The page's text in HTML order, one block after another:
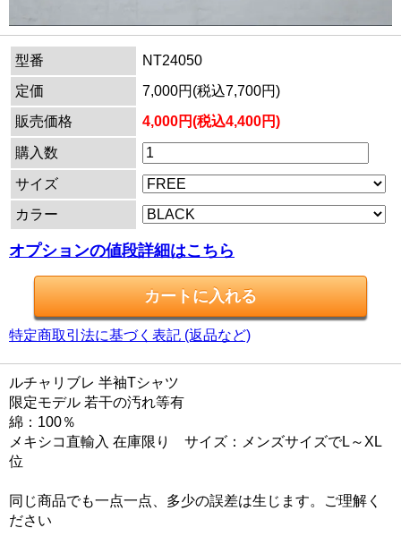
型番
NT24050
定価
7,000円(税込7,700円)
販売価格
4,000円(税込4,400円)
購入数
サイズ
カラー
オプションの値段詳細はこちら
特定商取引法に基づく表記 (返品など)
ルチャリブレ 半袖Tシャツ
限定モデル 若干の汚れ等有
綿：100％
メキシコ直輸入 在庫限り サイズ：メンズサイズでL～XL
位
同じ商品でも一点一点、多少の誤差は生じます。ご理解く
ださい